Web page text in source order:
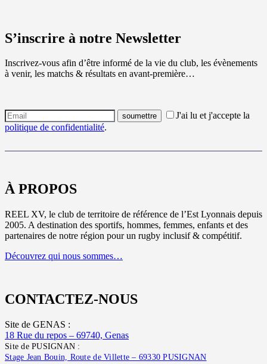
S’inscrire à notre Newsletter
Inscrivez-vous afin d’être informé de la vie du club, les évènements
à venir, les matchs & résultats en avant-première…
J'ai lu et j'accepte la
politique de confidentialité.
À PROPOS
REEL XV, le club de territoire de référence de l’Est Lyonnais depuis
2005. A destination des sportifs, hommes, femmes, enfants et des
partenaires de notre région pour un rugby inclusif & compétitif.
Découvrez qui nous sommes…
CONTACTEZ-NOUS
Site de GENAS :
18 Rue du repos – 69740, Genas
Site de PUSIGNAN :
Stage Jean Bouin, Route de Villette – 69330 PUSIGNAN